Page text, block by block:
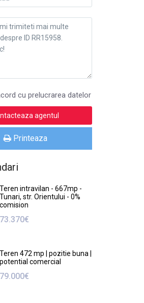
cu prelucrarea datelor
Printeaza
Teren intravilan - 667mp -
Tunari, str. Orientului - 0%
comision
73.370€
Teren 472 mp | pozitie buna |
potential comercial
79.000€